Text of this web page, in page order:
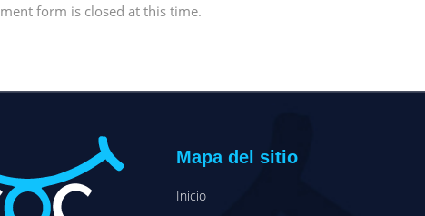
form is closed at this time.
Mapa del sitio
Inicio